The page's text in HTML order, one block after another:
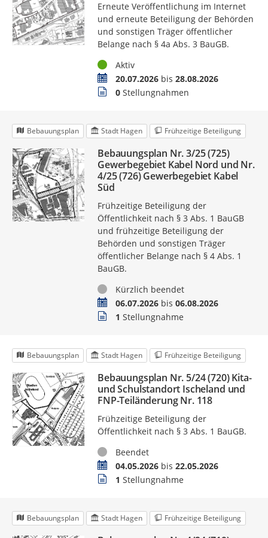
Erneute Veröffentlichung im Internet
und erneute Beteiligung der Behörden
und sonstigen Träger öffentlicher
Belange nach § 4a Abs. 3 BauGB.
StatusAktiv
Zeitraum20.07.2026bis 28.08.2026
Stellungnahmen
0Stellungnahmen
Bebauungsplan Stadt Hagen Frühzeitige Beteiligung
Bebauungsplan Nr. 3/25 (725)
Gewerbegebiet Kabel Nord und Nr.
4/25 (726) Gewerbegebiet Kabel
Süd
Frühzeitige Beteiligung der
Öffentlichkeit nach § 3 Abs. 1 BauGB
und frühzeitige Beteiligung der
Behörden und sonstigen Träger
öffentlicher Belange nach § 4 Abs. 1
BauGB.
StatusKürzlich beendet
Zeitraum06.07.2026bis 06.08.2026
Stellungnahmen
1 Stellungnahme
Bebauungsplan Stadt Hagen Frühzeitige Beteiligung
Bebauungsplan Nr. 5/24 (720) Kita-
und Schulstandort Ischeland und
FNP-Teiländerung Nr. 118
Frühzeitige Beteiligung der
Öffentlichkeit nach § 3 Abs. 1 BauGB.
StatusBeendet
Zeitraum04.05.2026bis 22.05.2026
Stellungnahmen
1 Stellungnahme
Bebauungsplan Stadt Hagen Frühzeitige Beteiligung